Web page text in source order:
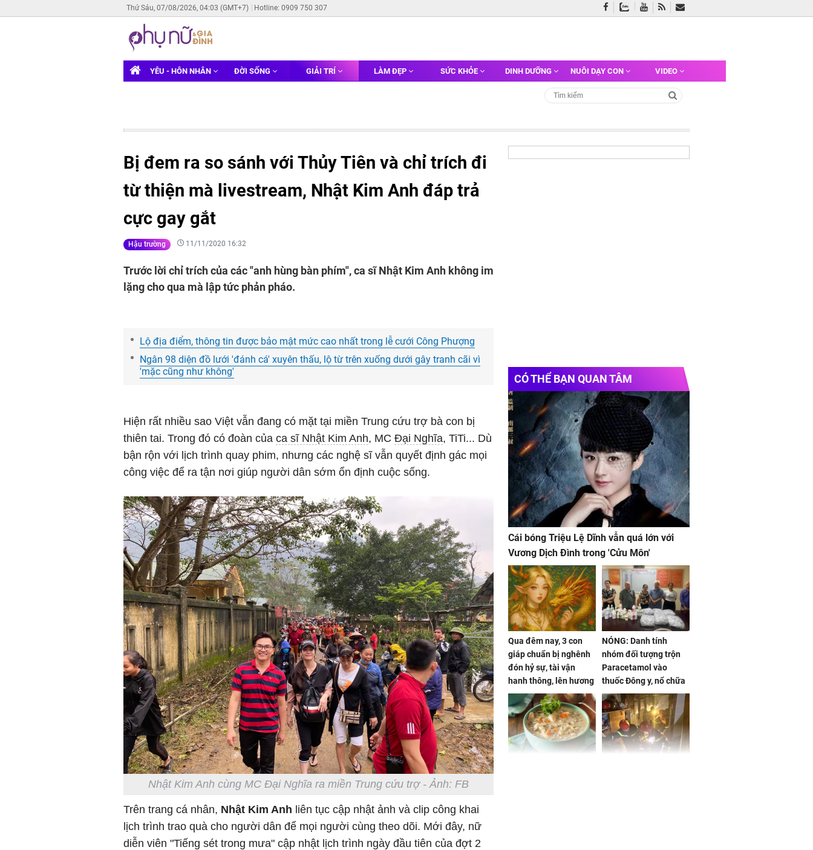
Thứ Sáu, 07/08/2026, 04:03 (GMT+7) Hotline: 0909 750 307
YÊU - HÔN NHÂN ĐỜI SỐNG GIẢI TRÍ LÀM ĐẸP SỨC KHỎE DINH DƯỠNG NUÔI DẠY CON VIDEO
Bị đem ra so sánh với Thủy Tiên và chỉ trích đi
từ thiện mà livestream, Nhật Kim Anh đáp trả
cực gay gắt
Hậu trường 11/11/2020 16:32
Trước lời chỉ trích của các "anh hùng bàn phím", ca sĩ Nhật Kim Anh không im
lặng cho qua mà lập tức phản pháo.
Lộ địa điểm, thông tin được bảo mật mức cao nhất trong lễ cưới Công Phượng
Ngân 98 diện đồ lưới 'đánh cá' xuyên thấu, lộ từ trên xuống dưới gây tranh cãi vì
'mặc cũng như không'
Hiện rất nhiều sao Việt vẫn đang có mặt tại miền Trung cứu trợ bà con bị
thiên tai. Trong đó có đoàn của ca sĩ Nhật Kim Anh, MC Đại Nghĩa, TiTi... Dù
bận rộn với lịch trình quay phim, nhưng các nghệ sĩ vẫn quyết định gác mọi
công việc để ra tận nơi giúp người dân sớm ổn định cuộc sống.
Nhật Kim Anh cùng MC Đại Nghĩa ra miền Trung cứu trợ - Ảnh: FB
Trên trang cá nhân, Nhật Kim Anh liên tục cập nhật ảnh và clip công khai
lịch trình trao quà cho người dân để mọi người cùng theo dõi. Mới đây, nữ
diễn viên "Tiếng sét trong mưa" cập nhật lịch trình ngày đầu tiên của đợt 2
CÓ THỂ BẠN QUAN TÂM
Cái bóng Triệu Lệ Dĩnh vẫn quá lớn với
Vương Dịch Đình trong 'Cửu Môn'
Qua đêm nay, 3 con
giáp chuẩn bị nghênh
đón hỷ sự, tài vận
hanh thông, lên hương
hóa Rồng hóa Phượng,
gom hết may mắn về
nhà
NÓNG: Danh tính
nhóm đối tượng trộn
Paracetamol vào
thuốc Đông y, nổ chữa
bách bệnh